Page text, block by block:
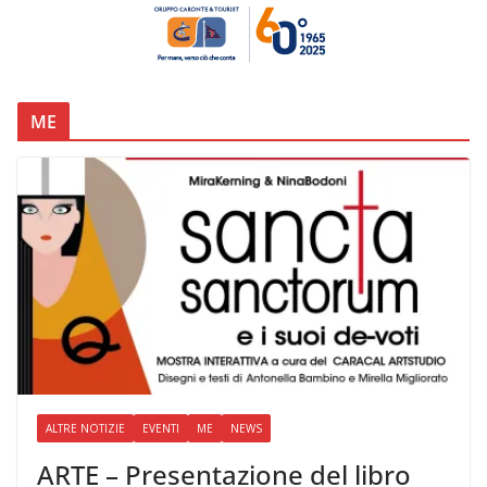
ME
ALTRE NOTIZIE EVENTI ME NEWS
ARTE – Presentazione del libro